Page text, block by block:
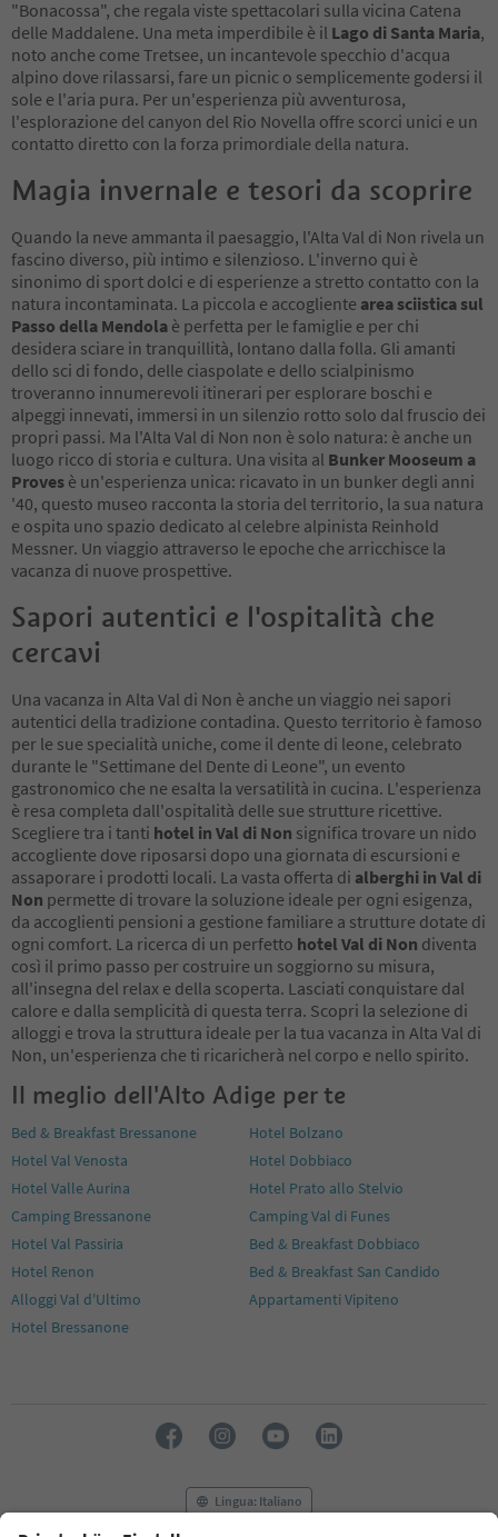
"Bonacossa", che regala viste spettacolari sulla vicina Catena
delle Maddalene. Una meta imperdibile è il Lago di Santa Maria,
noto anche come Tretsee, un incantevole specchio d'acqua
alpino dove rilassarsi, fare un picnic o semplicemente godersi il
sole e l'aria pura. Per un'esperienza più avventurosa,
l'esplorazione del canyon del Rio Novella offre scorci unici e un
contatto diretto con la forza primordiale della natura.
Magia invernale e tesori da scoprire
Quando la neve ammanta il paesaggio, l'Alta Val di Non rivela un
fascino diverso, più intimo e silenzioso. L'inverno qui è
sinonimo di sport dolci e di esperienze a stretto contatto con la
natura incontaminata. La piccola e accogliente area sciistica sul
Passo della Mendola è perfetta per le famiglie e per chi
desidera sciare in tranquillità, lontano dalla folla. Gli amanti
dello sci di fondo, delle ciaspolate e dello scialpinismo
troveranno innumerevoli itinerari per esplorare boschi e
alpeggi innevati, immersi in un silenzio rotto solo dal fruscio dei
propri passi. Ma l'Alta Val di Non non è solo natura: è anche un
luogo ricco di storia e cultura. Una visita al Bunker Mooseum a
Proves è un'esperienza unica: ricavato in un bunker degli anni
'40, questo museo racconta la storia del territorio, la sua natura
e ospita uno spazio dedicato al celebre alpinista Reinhold
Messner. Un viaggio attraverso le epoche che arricchisce la
vacanza di nuove prospettive.
Sapori autentici e l'ospitalità che
cercavi
Una vacanza in Alta Val di Non è anche un viaggio nei sapori
autentici della tradizione contadina. Questo territorio è famoso
per le sue specialità uniche, come il dente di leone, celebrato
durante le "Settimane del Dente di Leone", un evento
gastronomico che ne esalta la versatilità in cucina. L'esperienza
è resa completa dall'ospitalità delle sue strutture ricettive.
Scegliere tra i tanti hotel in Val di Non significa trovare un nido
accogliente dove riposarsi dopo una giornata di escursioni e
assaporare i prodotti locali. La vasta offerta di alberghi in Val di
Non permette di trovare la soluzione ideale per ogni esigenza,
da accoglienti pensioni a gestione familiare a strutture dotate di
ogni comfort. La ricerca di un perfetto hotel Val di Non diventa
così il primo passo per costruire un soggiorno su misura,
all'insegna del relax e della scoperta. Lasciati conquistare dal
calore e dalla semplicità di questa terra. Scopri la selezione di
alloggi e trova la struttura ideale per la tua vacanza in Alta Val di
Non, un'esperienza che ti ricaricherà nel corpo e nello spirito.
Il meglio dell'Alto Adige per te
Bed & Breakfast Bressanone
Hotel Bolzano
Hotel Val Venosta
Hotel Dobbiaco
Hotel Valle Aurina
Hotel Prato allo Stelvio
Camping Bressanone
Camping Val di Funes
Hotel Val Passiria
Bed & Breakfast Dobbiaco
Hotel Renon
Bed & Breakfast San Candido
Alloggi Val d'Ultimo
Appartamenti Vipiteno
Hotel Bressanone
Lingua: Italiano